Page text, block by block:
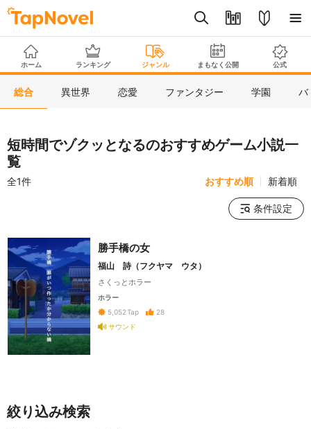
ホーム ランキング ジャンル まもなく公開 公式
総合 異世界 恋愛 ファンタジー 学園 バ
短時間でゾクッとなるのおすすめゲーム小説一
覧
全1件 おすすめ順 新着順
条件設定
勝手橋の女
福山 詩（フクヤマ ウタ）
さくっとホラー
ホラー
5,052 Tap
28
サウンド
絞り込み検索